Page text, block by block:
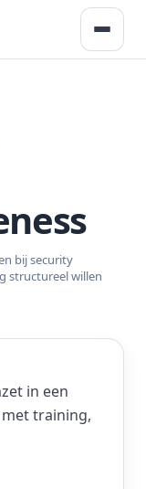
bij security
structureel willen
in een
training,